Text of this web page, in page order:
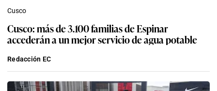
Cusco
Cusco: más de 3.100 familias de Espinar
accederán a un mejor servicio de agua potable
Redacción EC